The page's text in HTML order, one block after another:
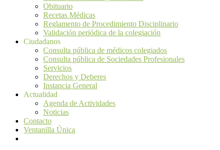
Obituario
Recetas Médicas
Reglamento de Procedimiento Disciplinario
Validación periódica de la colegiación
Ciudadanos
Consulta pública de médicos colegiados
Consulta pública de Sociedades Profesionales
Servicios
Derechos y Deberes
Instancia General
Actualidad
Agenda de Actividades
Noticias
Contacto
Ventanilla Única